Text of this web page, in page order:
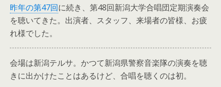
昨年の第47回に続き、第48回新潟大学合唱団定期演奏会
を聴いてきた。出演者、スタッフ、来場者の皆様、お疲
れ様でした。
会場は新潟テルサ。かつて新潟県警察音楽隊の演奏を聴
きに出かけたことはあるけど、合唱を聴くのは初。